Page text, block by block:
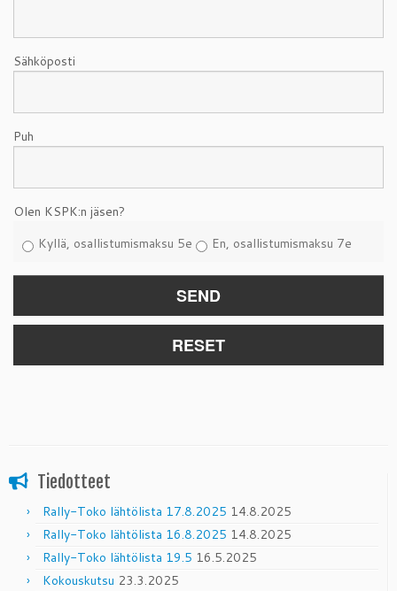
Sähköposti
Puh
Olen KSPK:n jäsen?
Kyllä, osallistumismaksu 5e
En, osallistumismaksu 7e
Tiedotteet
Rally-Toko lähtölista 17.8.2025 14.8.2025
Rally-Toko lähtölista 16.8.2025 14.8.2025
Rally-Toko lähtölista 19.5 16.5.2025
Kokouskutsu 23.3.2025